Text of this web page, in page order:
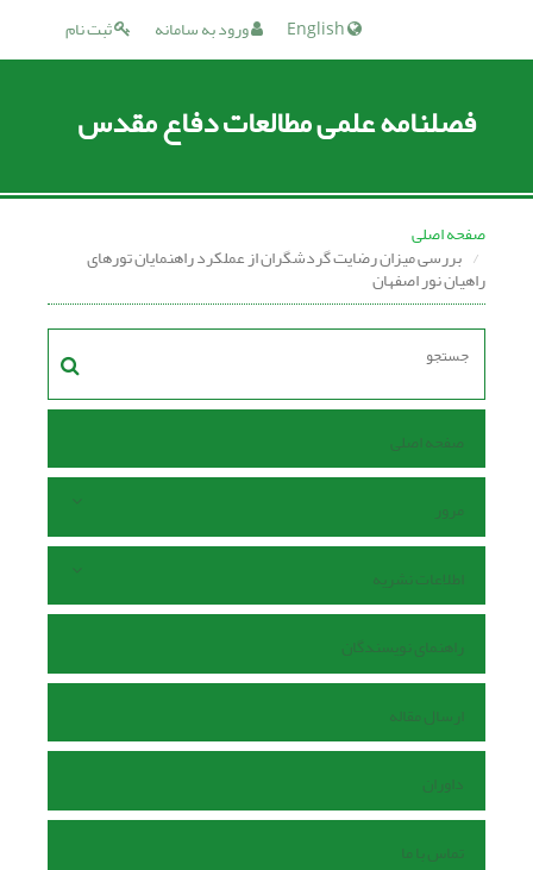
ثبت نام ورود به سامانه
فصلنامه علمی مطالعات دفاع مقدس
صفحه اصلی
بررسی میزان رضایت گردشگران از عملکرد راهنمایان تورهای
راهیان نور اصفهان
صفحه اصلی
مرور
اطلاعات نشریه
راهنمای نویسندگان
ارسال مقاله
داوران
تماس با ما